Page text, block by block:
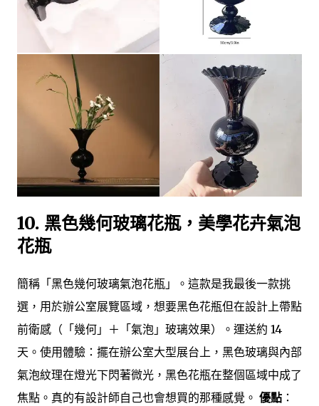
10. 黑色幾何玻璃花瓶，美學花卉氣泡
花瓶
簡稱「黑色幾何玻璃氣泡花瓶」。這款是我最後一款挑
選，用於辦公室展覽區域，想要黑色花瓶但在設計上帶點
前衛感（「幾何」＋「氣泡」玻璃效果）。運送約 14
天。使用體驗：擺在辦公室大型展台上，黑色玻璃與內部
氣泡紋理在燈光下閃著微光，黑色花瓶在整個區域中成了
焦點。真的有設計師自己也會想買的那種感覺。 優點 ：